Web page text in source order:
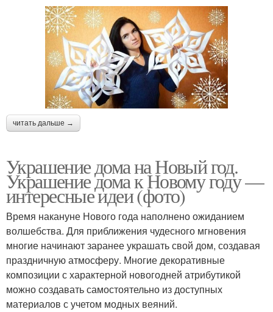
читать дальше →
Украшение дома на Новый год.
Украшение дома к Новому году —
интересные идеи (фото)
Время накануне Нового года наполнено ожиданием
волшебства. Для приближения чудесного мгновения
многие начинают заранее украшать свой дом, создавая
праздничную атмосферу. Многие декоративные
композиции с характерной новогодней атрибутикой
можно создавать самостоятельно из доступных
материалов с учетом модных веяний.